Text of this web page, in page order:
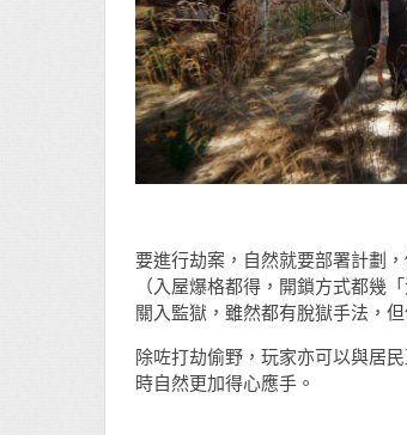
要進行劫案，自然就要部署計劃
（入屋爆格都得，開鎖方式都幾
關入監獄，雖然都有脫獄手法，
除咗打劫偷野，玩家亦可以與居
時自然更加得心應手。